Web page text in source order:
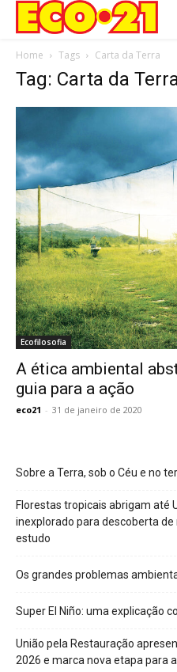
Home Tags Carta da Terra
Tag: Carta da
Ecofilosofia
A ética ambiental
guia para a ação
eco21 - 31 de janeiro de 2020
Sobre a Terra, sob o Céu e no
Florestas tropicais abrigam até
inexplorado para descoberta
estudo
Os grandes problemas
Super El Niño: uma explicação
União pela Restauração
2026 e marca nova etapa para